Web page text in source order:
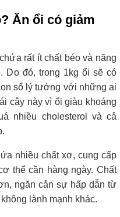
Ăn ổi có giảm
rất ít chất béo và năng
Do đó, trong 1kg ổi sẽ có
số lý tưởng với những ai
cây này vì ổi giàu khoáng
nhiều cholesterol và cả
nhiều chất xơ, cung cấp
thể cần hàng ngày. Chất
ngăn cản sự hấp dẫn từ
lành mạnh khác.